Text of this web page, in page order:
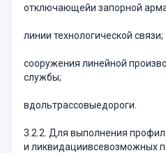
отключающейи запорной
линии технологической связи;
сооружения линейной
службы;
вдольтрассовыедороги.
3.2.2. Для выполнения
и ликвидациивсевозможных